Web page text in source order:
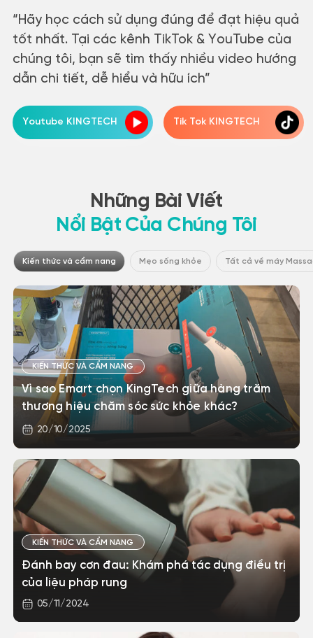
“Hãy học cách sử dụng đúng để đạt hiệu quả
tốt nhất. Tại các kênh TikTok & YouTube của
chúng tôi, bạn sẽ tìm thấy nhiều video hướng
dẫn chi tiết, dễ hiểu và hữu ích”
Youtube KINGTECH Tik Tok KINGTECH
Những Bài Viết
Nổi Bật Của Chúng Tôi
Kiến thức và cẩm nang Mẹo sống khỏe Tất cả về máy
KIẾN THỨC VÀ CẨM NANG
Vì sao Emart chọn KingTech giữa hàng trăm
thương hiệu chăm sóc sức khỏe khác?
20/10/2025
KIẾN THỨC VÀ CẨM NANG
Đánh bay cơn đau: Khám phá tác dụng điều trị
của liệu pháp rung
05/11/2024